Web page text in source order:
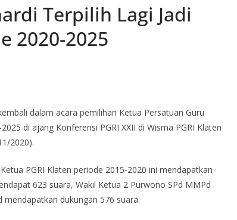
Terpilih Lagi Jadi
2020-2025
dalam acara pemilihan Ketua Persatuan Guru
di ajang Konferensi PGRI XXII di Wisma PGRI Klaten
2020).
PGRI Klaten periode 2015-2020 ini mendapatkan
623 suara, Wakil Ketua 2 Purwono SPd MMPd
dukungan 576 suara.